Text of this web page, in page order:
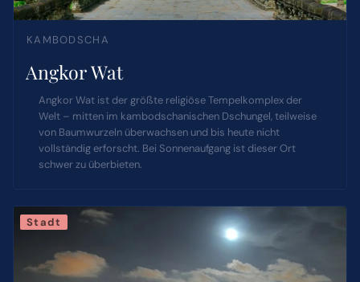
KAMBODSCHA
Angkor Wat
Angkor Wat ist der größte religiöse Tempelkomplex der
Welt – mitten im kambodschanischen Dschungel, teilweise
von Baumwurzeln überwachsen und bis heute nicht
vollständig erforscht. Bei Sonnenaufgang ist dieser Ort
schwer zu überbieten.
Stadt